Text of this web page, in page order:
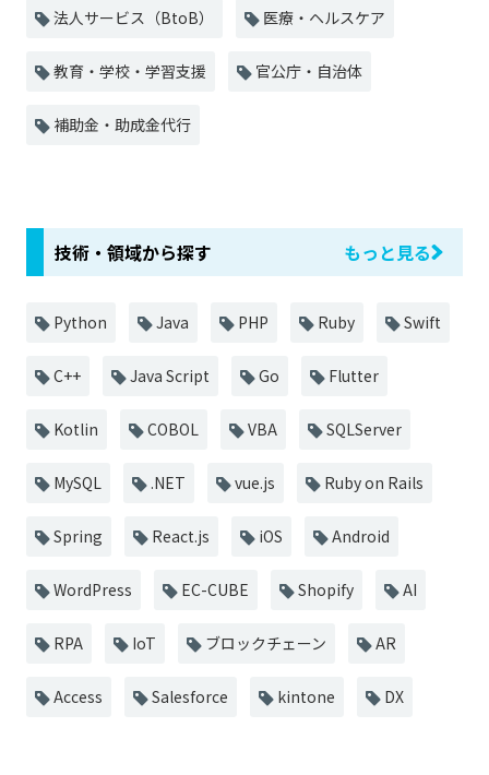
法人サービス（BtoB） 医療・ヘルスケア
教育・学校・学習支援 官公庁・自治体
補助金・助成金代行
技術・領域から探す もっと見る
Python Java PHP Ruby Swift
C++ Java Script Go Flutter
Kotlin COBOL VBA SQLServer
MySQL .NET vue.js Ruby on Rails
Spring React.js iOS Android
WordPress EC-CUBE Shopify AI
RPA IoT ブロックチェーン AR
Access Salesforce kintone DX